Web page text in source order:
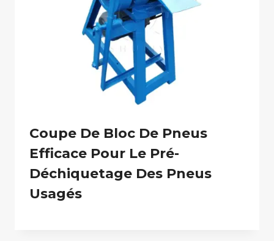
Coupe De Bloc De Pneus
Efficace Pour Le Pré-
Déchiquetage Des Pneus
Usagés